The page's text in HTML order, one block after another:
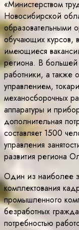
«Министерством
Новосибирской
образовательными
обучающих курсов,
имеющиеся
региона. В большей
работники, а также
управлением,
механосборочных
аппаратуры и
дополнительная
составляет 1500
управления
развития региона
Один из наиболее
комплектования
промышленного
безработных
потребностью